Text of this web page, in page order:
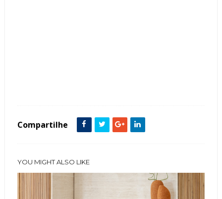
Compartilhe
YOU MIGHT ALSO LIKE